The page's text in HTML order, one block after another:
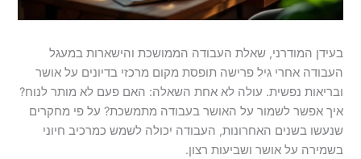
בעידן המודרני, שאלת העבודה הממושכת והישארות במעגל
העבודה אחרי גיל פרישה תופסת מקום מרכזי בדיונים על אושר
ובריאות נפשית. עולה לא אחת השאלה: האם פעם לא מותר לנוח?
איך אפשר לשמור על האושר בעבודה מתמשכת? על פי מחקרים
שנעשו בשנים האחרונות, העבודה יכולה לשמש כמרכיב חיוני
בשמירה על אושר ושביעות רצון.